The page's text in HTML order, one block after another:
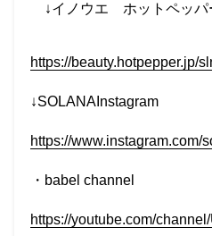
↓イノウエ ホットペッ
https://beauty.hotpepper.jp/
↓SOLANAInstagram
https://www.instagram.com/
・ babel channel
https://youtube.com/